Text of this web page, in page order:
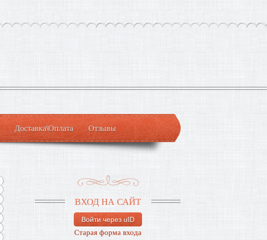
Доставка\Оплата Отзывы
ВХОД НА САЙТ
Войти через uID
Старая форма входа